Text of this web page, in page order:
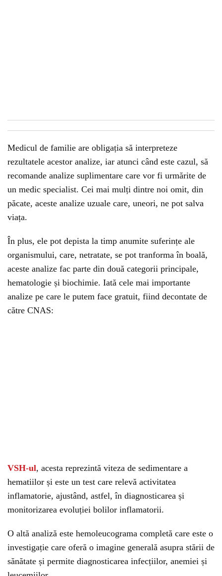
Medicul de familie are obligația să interpreteze
rezultatele acestor analize, iar atunci când este cazul, să
recomande analize suplimentare care vor fi urmărite de
un medic specialist. Cei mai mulți dintre noi omit, din
păcate, aceste analize uzuale care, uneori, ne pot salva
viața.
În plus, ele pot depista la timp anumite suferințe ale
organismului, care, netratate, se pot tranforma în boală,
aceste analize fac parte din două categorii principale,
hematologie și biochimie. Iată cele mai importante
analize pe care le putem face gratuit, fiind decontate de
către CNAS:
VSH-ul, acesta reprezintă viteza de sedimentare a
hematiilor și este un test care relevă activitatea
inflamatorie, ajustând, astfel, în diagnosticarea și
monitorizarea evoluției bolilor inflamatorii.
O altă analiză este hemoleucograma completă care este o
investigație care oferă o imagine generală asupra stării de
sănătate și permite diagnosticarea infecțiilor, anemiei și